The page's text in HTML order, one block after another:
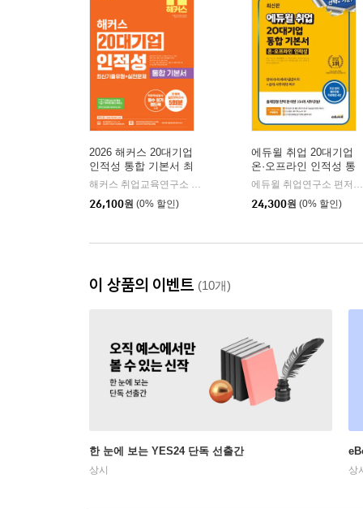
2026 해커스 20대기업
인적성 통합 기본서 최
신기출유형+실전문제
(전?영역?실전모의고
사?5회분)
26,100원 (0% 할인)
에듀윌 취업 20대기업
온·오프라인 인적성 통
합 기본서
|
24,300원 (0% 할인)
이 상품의 이벤트 (10개)
한 눈에 보는 YES24 단독 선출간
상시 상